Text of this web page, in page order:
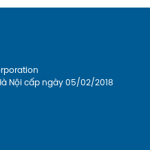
Nội cấp ngày 05/02/2018